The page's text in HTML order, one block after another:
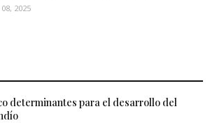
2025
determinantes para el desarrollo del